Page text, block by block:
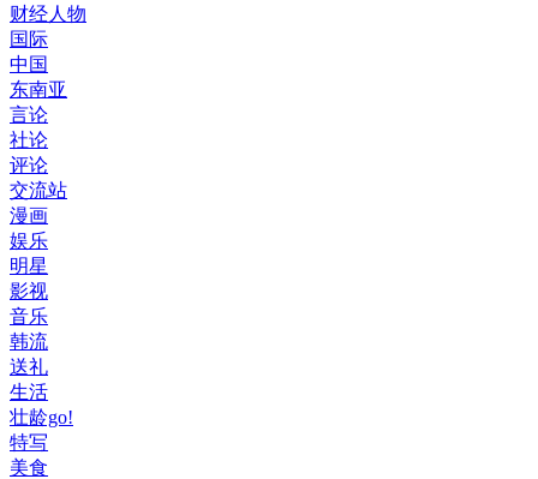
财经人物
国际
中国
东南亚
言论
社论
评论
交流站
漫画
娱乐
明星
影视
音乐
韩流
送礼
生活
壮龄go!
特写
美食